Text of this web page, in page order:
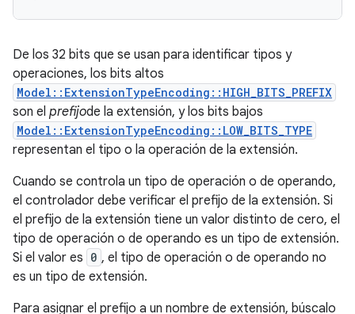
De los 32 bits que se usan para identificar tipos y
operaciones, los bits altos
Model::ExtensionTypeEncoding::HIGH_BITS_PREFIX
son el prefijode la extensión, y los bits bajos
Model::ExtensionTypeEncoding::LOW_BITS_TYPE
representan el tipo o la operación de la extensión.
Cuando se controla un tipo de operación o de operando,
el controlador debe verificar el prefijo de la extensión. Si
el prefijo de la extensión tiene un valor distinto de cero, el
tipo de operación o de operando es un tipo de extensión.
Si el valor es 0 , el tipo de operación o de operando no
es un tipo de extensión.
Para asignar el prefijo a un nombre de extensión, búscalo